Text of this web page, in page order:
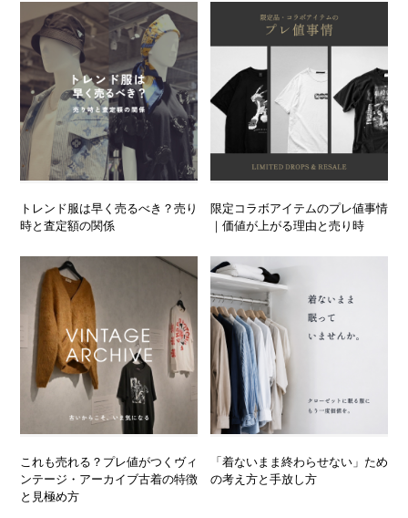
トレンド服は早く売るべき？売り
時と査定額の関係
限定コラボアイテムのプレ値事情
｜価値が上がる理由と売り時
これも売れる？プレ値がつくヴィ
ンテージ・アーカイブ古着の特徴
と見極め方
「着ないまま終わらせない」ため
の考え方と手放し方